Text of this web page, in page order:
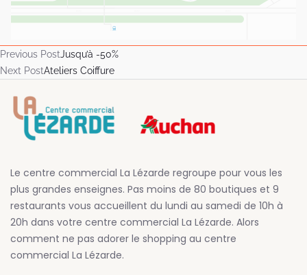
Previous PostJusqu’à -50%
Next PostAteliers Coiffure
Le centre commercial La Lézarde regroupe pour vous les
plus grandes enseignes. Pas moins de 80 boutiques et 9
restaurants vous accueillent du lundi au samedi de 10h à
20h dans votre centre commercial La Lézarde. Alors
comment ne pas adorer le shopping au centre
commercial La Lézarde.